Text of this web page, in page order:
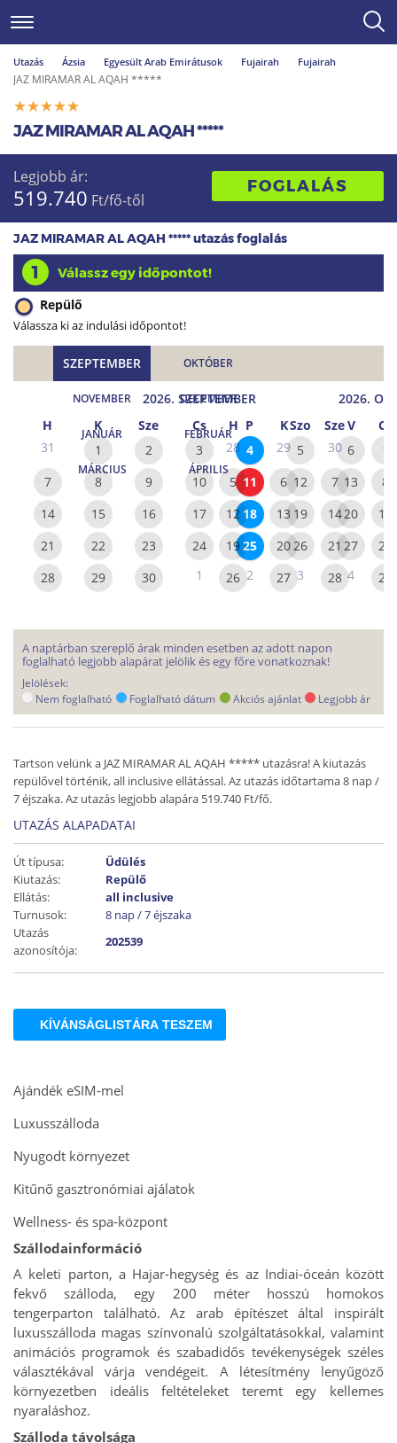
Utazás Ázsia Egyesült Arab Emirátusok Fujairah Fujairah
JAZ MIRAMAR AL AQAH *****
JAZ MIRAMAR AL AQAH *****
Legjobb ár:
519.740 Ft/fő-től
FOGLALÁS
JAZ MIRAMAR AL AQAH ***** utazás foglalás
1
Válassz egy időpontot!
Repülő
Válassza ki az indulási időpontot!
SZEPTEMBER OKTÓBER
NOVEMBER DECEMBER
JANUÁR FEBRUÁR
MÁRCIUS ÁPRILIS
2026. SZEPTEMBER
H
K Sze Cs P Szo
V
31
1 2 3 4 5
6
7
8 9 10 11 12
13
14
15 16 17 18 19
20
21
22 23 24 25 26
27
28
29 30 1 2 3 4
2026.
H
K Sze
Cs
28
29 30
1
5
6 7
8
12
13 14
15
19
20 21
22
26
27 28 29
A naptárban szereplő árak minden esetben az adott napon
foglalható legjobb alapárat jelölik és egy főre vonatkoznak!
Jelölések:
Nem foglalható
Foglalható dátum Akciós ajánlat Legjobb ár
Tartson velünk a JAZ MIRAMAR AL AQAH ***** utazásra! A kiutazás
repülővel történik, all inclusive ellátással. Az utazás időtartama 8 nap /
7 éjszaka. Az utazás legjobb alapára 519.740 Ft/fő.
UTAZÁS ALAPADATAI
Út típusa:
Üdülés
Kiutazás:
Repülő
Ellátás:
all inclusive
Turnusok:
8 nap / 7 éjszaka
Utazás
azonosítója:
202539
KÍVÁNSÁGLISTÁRA TESZEM
Ajándék eSIM-mel
Luxusszálloda
Nyugodt környezet
Kitűnő gasztronómiai ajálatok
Wellness- és spa-központ
Szállodainformáció
A keleti parton, a Hajar-hegység és az Indiai-óceán között
fekvő szálloda, egy 200 méter hosszú homokos
tengerparton található. Az arab építészet által inspirált
luxusszálloda magas színvonalú szolgáltatásokkal, valamint
animációs programok és szabadidős tevékenységek széles
választékával várja vendégeit. A létesítmény lenyűgöző
környezetben ideális feltételeket teremt egy kellemes
nyaraláshoz.
Szálloda távolsága